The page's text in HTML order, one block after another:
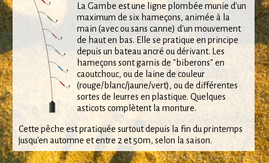
La Gambe est une ligne plombée munie d'un
maximum de six hameçons, animée à la
main (avec ou sans canne) d'un mouvement
de haut en bas. Elle se pratique en principe
depuis un bateau ancré ou dérivant. Les
hameçons sont garnis de "biberons" en
caoutchouc, ou de laine de couleur
(rouge/blanc/jaune/vert), ou de différentes
sortes de leurres en plastique. Quelques
asticots complètent la monture.
Cette pêche est pratiquée surtout depuis la fin du printemps
jusqu'en automne et entre 2 et 50m, selon la saison.
Designed byLoïc Reymond